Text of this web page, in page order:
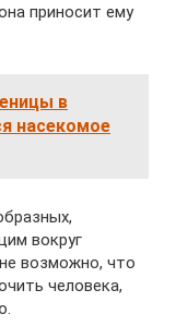
приносит ему
в
насекомое
вокруг
возможно, что
человека,